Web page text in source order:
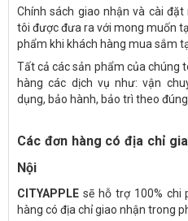
Chính sách giao nhận và cài
tôi được đưa ra với mong muốn
phẩm khi khách hàng mua sắm
Tất cả các sản phẩm của chúng
hàng các dịch vụ như: vận
dụng, bảo hành, bảo trì theo
Các đơn hàng có địa chỉ
Nội
CITYAPPLE sẽ hỗ trợ 100% chi
hàng có địa chỉ giao nhận trong